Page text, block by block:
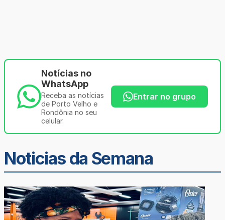
Notícias no
WhatsApp
Receba as notícias
de Porto Velho e
Rondônia no seu
celular.
Entrar no grupo
Noticias da Semana